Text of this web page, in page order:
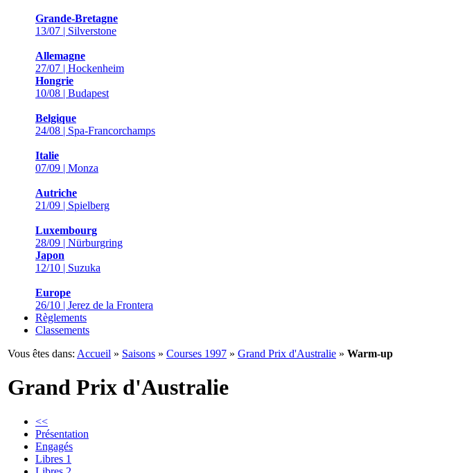
Grande-Bretagne
13/07 | Silverstone
Allemagne
27/07 | Hockenheim
Hongrie
10/08 | Budapest
Belgique
24/08 | Spa-Francorchamps
Italie
07/09 | Monza
Autriche
21/09 | Spielberg
Luxembourg
28/09 | Nürburgring
Japon
12/10 | Suzuka
Europe
26/10 | Jerez de la Frontera
Règlements
Classements
Vous êtes dans: Accueil » Saisons » Courses 1997 » Grand Prix d'Australie » Warm-up
Grand Prix d'Australie
<<
Présentation
Engagés
Libres 1